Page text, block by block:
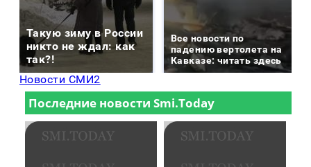
Такую зиму в России
никто не ждал: как
так?!
Все новости по
падению вертолета на
Кавказе: читать здесь
Новости СМИ2